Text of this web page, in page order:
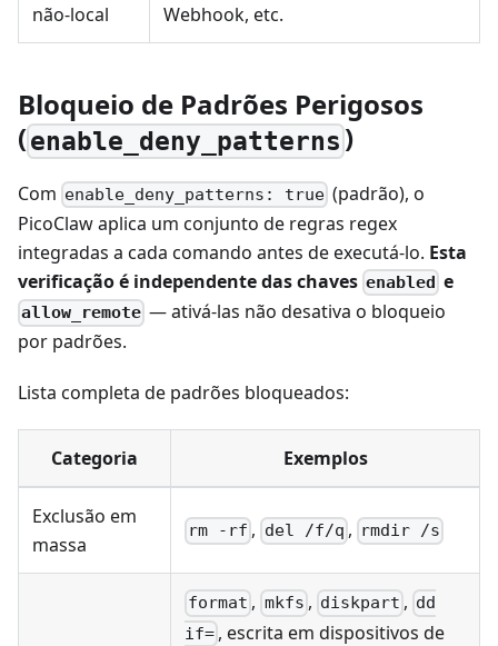
não-local
Webhook, etc.
Bloqueio de Padrões Perigosos
(enable_deny_patterns )
Com enable_deny_patterns: true (padrão), o
PicoClaw aplica um conjunto de regras regex
integradas a cada comando antes de executá-lo. Esta
verificação é independente das chaves enabled e
allow_remote — ativá-las não desativa o bloqueio
por padrões.
Lista completa de padrões bloqueados:
Categoria Exemplos
Exclusão em
massa
rm -rf , del /f/q , rmdir /s
format , mkfs , diskpart , dd
if= , escrita em dispositivos de